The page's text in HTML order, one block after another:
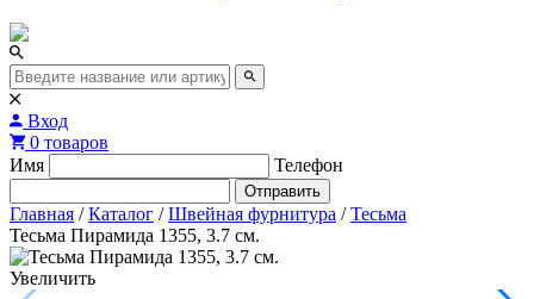
Вход
0 товаров
Имя
Телефон
Отправить
Главная / Каталог / Швейная фурнитура / Тесьма
Тесьма Пирамида 1355, 3.7 см.
Увеличить